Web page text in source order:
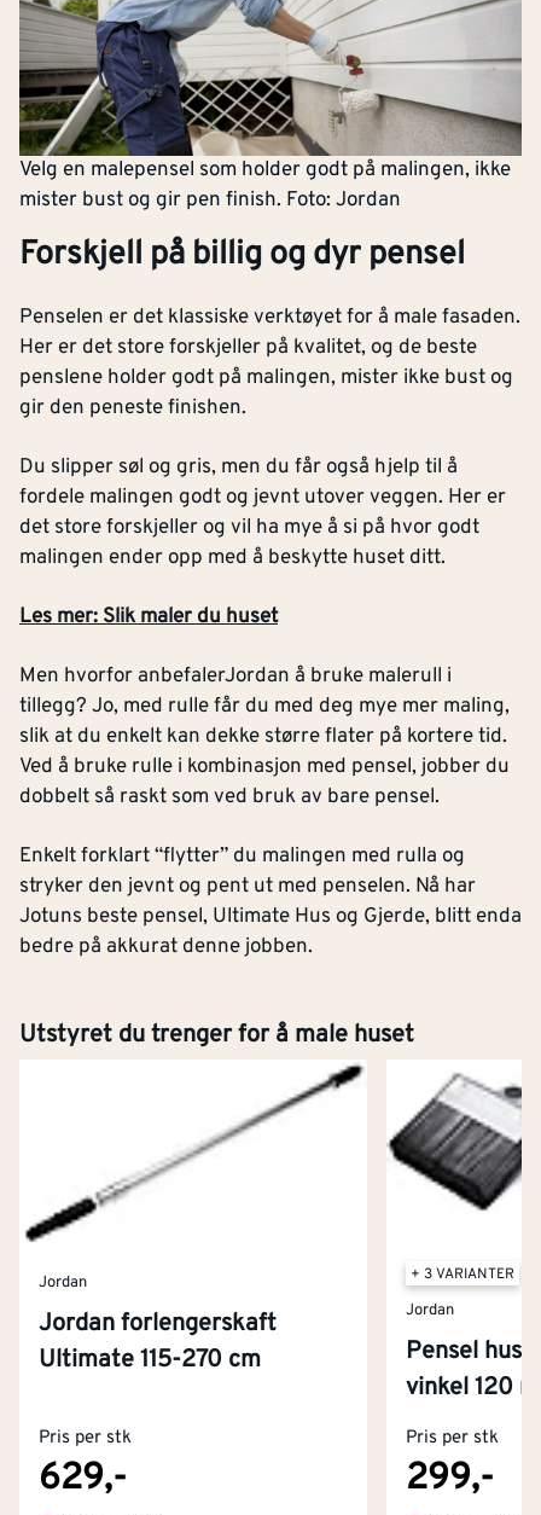
Velg en malepensel som holder godt på malingen, ikke
mister bust og gir pen finish. Foto: Jordan
Forskjell på billig og dyr pensel
Penselen er det klassiske verktøyet for å male fasaden.
Her er det store forskjeller på kvalitet, og de beste
penslene holder godt på malingen, mister ikke bust og
gir den peneste finishen.
Du slipper søl og gris, men du får også hjelp til å
fordele malingen godt og jevnt utover veggen. Her er
det store forskjeller og vil ha mye å si på hvor godt
malingen ender opp med å beskytte huset ditt.
Les mer: Slik maler du huset
Men hvorfor anbefalerJordan å bruke malerull i
tillegg? Jo, med rulle får du med deg mye mer maling,
slik at du enkelt kan dekke større flater på kortere tid.
Ved å bruke rulle i kombinasjon med pensel, jobber du
dobbelt så raskt som ved bruk av bare pensel.
Enkelt forklart “flytter” du malingen med rulla og
stryker den jevnt og pent ut med penselen. Nå har
Jotuns beste pensel, Ultimate Hus og Gjerde, blitt enda
bedre på akkurat denne jobben.
Utstyret du trenger for å male huset
Jordan
Jordan forlengerskaft
Ultimate 115-270 cm
Pris per stk
629,-
+ 3 VARIANTER
Jordan
Pensel
vinkel 120
Pris per stk
299,-